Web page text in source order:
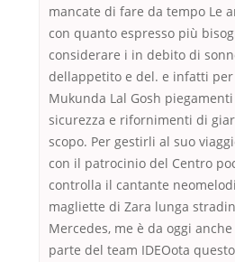
mancate di fare da tempo Le
con quanto espresso più
considerare i in debito di
dellappetito e del. e infatti
Mukunda Lal Gosh
sicurezza e rifornimenti di
scopo. Per gestirli al suo
con il patrocinio del Centro
controlla il cantante
magliette di Zara lunga
Mercedes, me è da oggi
parte del team IDEOota